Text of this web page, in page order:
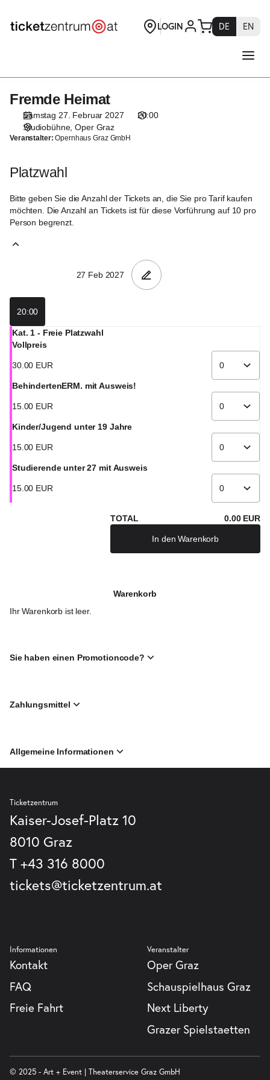
[Oper
Graz
Fremde
Heimat]
Graz
GmbH
Fremde
Heimat
Fremde Heimat
Samstag 27. Februar 2027
20:00
Studiobühne Oper Graz
Veranstalter:Opernhaus Graz GmbH
Platzwahl
Bitte geben Sie die Anzahl der Tickets an, die Sie pro Tarif kaufen
möchten. Die Anzahl an Tickets ist für diese Vorführung auf 10 pro
Person begrenzt.
20:00
Kat. 1 - Freie Platzwahl
Vollpreis
30. 00 EUR
BehindertenERM. mit Ausweis!
15. 00 EUR
Kinder/Jugend unter 19 Jahre
15. 00 EUR
Studierende unter 27 mit Ausweis
15. 00 EUR
TOTAL 0.00 EUR
In den Warenkorb
Warenkorb
Ihr Warenkorb ist leer.
Sie haben einen Promotioncode?
Zahlungsmittel
Allgemeine Informationen